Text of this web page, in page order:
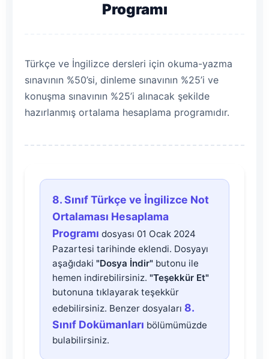
Programı
Türkçe ve İngilizce dersleri için okuma-yazma
sınavının %50’si, dinleme sınavının %25’i ve
konuşma sınavının %25’i alınacak şekilde
hazırlanmış ortalama hesaplama programıdır.
8.
Sınıf
Türkçe
ve
İngilizce
Not
8. Sınıf Türkçe ve İngilizce Not
Ortalaması Hesaplama
Programı dosyası 01 Ocak 2024
Pazartesi tarihinde eklendi. Dosyayı
aşağıdaki "Dosya İndir" butonu ile
hemen indirebilirsiniz. "Teşekkür Et"
butonuna tıklayarak teşekkür
edebilirsiniz. Benzer dosyaları 8.
Sınıf Dokümanları bölümümüzde
bulabilirsiniz.